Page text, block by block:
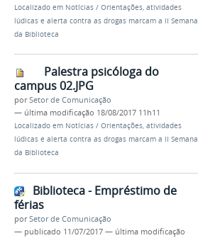
Localizado em Notícias / Orientações, atividades
lúdicas e alerta contra as drogas marcam a II Semana
da Biblioteca
Palestra psicóloga do
campus 02.JPG
porSetor de Comunicação
— última modificação 18/08/2017 11h11
Localizado em Notícias / Orientações, atividades
lúdicas e alerta contra as drogas marcam a II Semana
da Biblioteca
Biblioteca - Empréstimo de
férias
porSetor de Comunicação
— publicado 11/07/2017 — última modificação